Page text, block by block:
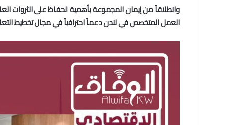
وانطلاقاً من إيمان المجموعة بأهمية الحفاظ على الثروات
العمل المتخصص في لندن دعماً احترافياً في مجال تخطيط